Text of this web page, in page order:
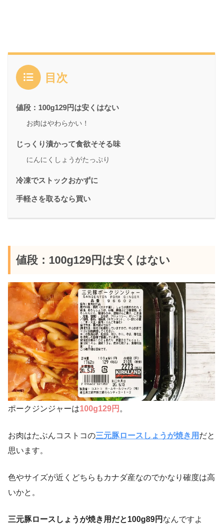
目次
値段：100g129円は安くはない
お肉はやわらかい！
じっくり漬かって食欲そそる味
にんにくしょうがたっぷり
冷凍でストックおかずに
手軽さを取るなら買い
値段：100g129円は安くはない
ポークジンジャーは100g129円 。
お肉はたぶんコストコの三元豚ロースしょうが焼き用 だと
思います。
色やサイズが近くどちらもカナダ産なのでかなり確度は高
いかと。
三元豚ロースしょうが焼き用だと100g89円 なんですよ